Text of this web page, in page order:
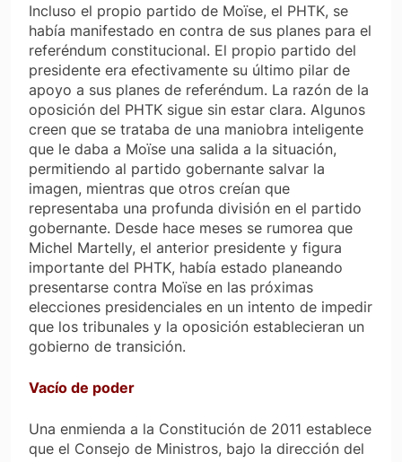
Incluso el propio partido de Moïse, el PHTK, se
había manifestado en contra de sus planes para el
referéndum constitucional. El propio partido del
presidente era efectivamente su último pilar de
apoyo a sus planes de referéndum. La razón de la
oposición del PHTK sigue sin estar clara. Algunos
creen que se trataba de una maniobra inteligente
que le daba a Moïse una salida a la situación,
permitiendo al partido gobernante salvar la
imagen, mientras que otros creían que
representaba una profunda división en el partido
gobernante. Desde hace meses se rumorea que
Michel Martelly, el anterior presidente y figura
importante del PHTK, había estado planeando
presentarse contra Moïse en las próximas
elecciones presidenciales en un intento de impedir
que los tribunales y la oposición establecieran un
gobierno de transición.
Vacío de poder
Una enmienda a la Constitución de 2011 establece
que el Consejo de Ministros, bajo la dirección del